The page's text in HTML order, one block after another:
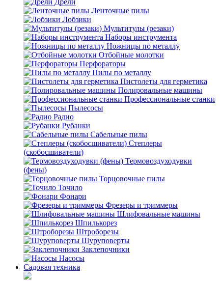
Дрели
Ленточные пилы
Лобзики
Мультитулы (резаки)
Наборы инструмента
Ножницы по металлу
Отбойные молотки
Перфораторы
Пилы по металлу
Пистолеты для герметика
Полировальные машины
Профессиональные станки
Пылесосы
Радио
Рубанки
Сабельные пилы
Степлеры
(скобосшиватели)
Термовоздуходувки
(фены)
Торцовочные пилы
Точило
Фонари
Фрезеры и триммеры
Шлифовальные машины
Шпилькорез
Штроборезы
Шуруповерты
Заклепочники
Насосы
Садовая техника